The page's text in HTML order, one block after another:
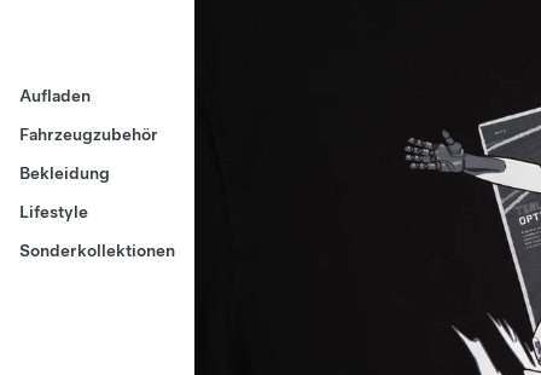
Aufladen
Fahrzeugzubehör
Bekleidung
Lifestyle
Sonderkollektionen